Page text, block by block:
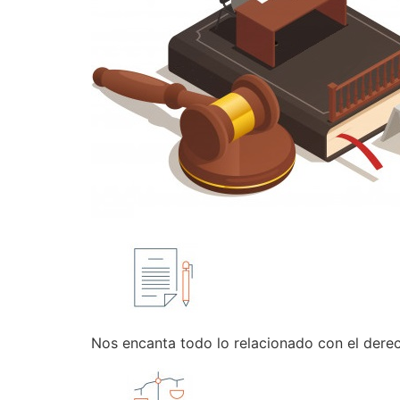
Nos encanta todo lo relacionado con el